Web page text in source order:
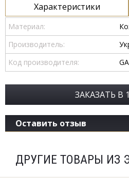
Характеристики
Материал:
Производитель:
Код производителя:
ЗАКАЗАТЬ В
Оставить отзыв
ДРУГИЕ ТОВАРЫ ИЗ